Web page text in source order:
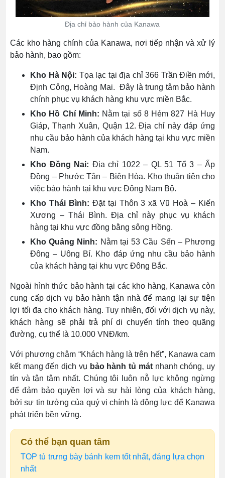
Địa chỉ bảo hành của Kanawa
Các kho hàng chính của Kanawa, nơi tiếp nhận và xử lý
bảo hành, bao gồm:
Kho Hà Nội: Tọa lạc tại địa chỉ 366 Trần Điền mới,
Định Công, Hoàng Mai. Đây là trung tâm bảo hành
chính phục vụ khách hàng khu vực miền Bắc.
Kho Hồ Chí Minh: Nằm tại số 8 Hẻm 827 Hà Huy
Giáp, Thạnh Xuân, Quận 12. Địa chỉ này đáp ứng
nhu cầu bảo hành của khách hàng tại khu vực miền
Nam.
Kho Đồng Nai: Địa chỉ 1022 – QL 51 Tổ 3 – Ấp
Đồng – Phước Tân – Biên Hòa. Kho thuận tiện cho
việc bảo hành tại khu vực Đông Nam Bộ.
Kho Thái Bình: Đặt tại Thôn 3 xã Vũ Hoà – Kiến
Xương – Thái Bình. Địa chỉ này phục vụ khách
hàng tại khu vực đồng bằng sông Hồng.
Kho Quảng Ninh: Nằm tại 53 Cầu Sến – Phương
Đông – Uông Bí. Kho đáp ứng nhu cầu bảo hành
của khách hàng tại khu vực Đông Bắc.
Ngoài hình thức bảo hành tại các kho hàng, Kanawa còn
cung cấp dịch vụ bảo hành tận nhà để mang lại sự tiện
lợi tối đa cho khách hàng. Tuy nhiên, đối với dịch vụ này,
khách hàng sẽ phải trả phí di chuyển tính theo quãng
đường, cụ thể là 10.000 VNĐ/km.
Với phương châm “Khách hàng là trên hết”, Kanawa cam
kết mang đến dịch vụ bảo hành tủ mát nhanh chóng, uy
tín và tận tâm nhất. Chúng tôi luôn nỗ lực không ngừng
để đảm bảo quyền lợi và sự hài lòng của khách hàng,
bởi sự tin tưởng của quý vị chính là động lực để Kanawa
phát triển bền vững.
Có thể bạn quan tâm
TOP tủ trưng bày bánh kem tốt nhất, đáng lựa chọn
nhất